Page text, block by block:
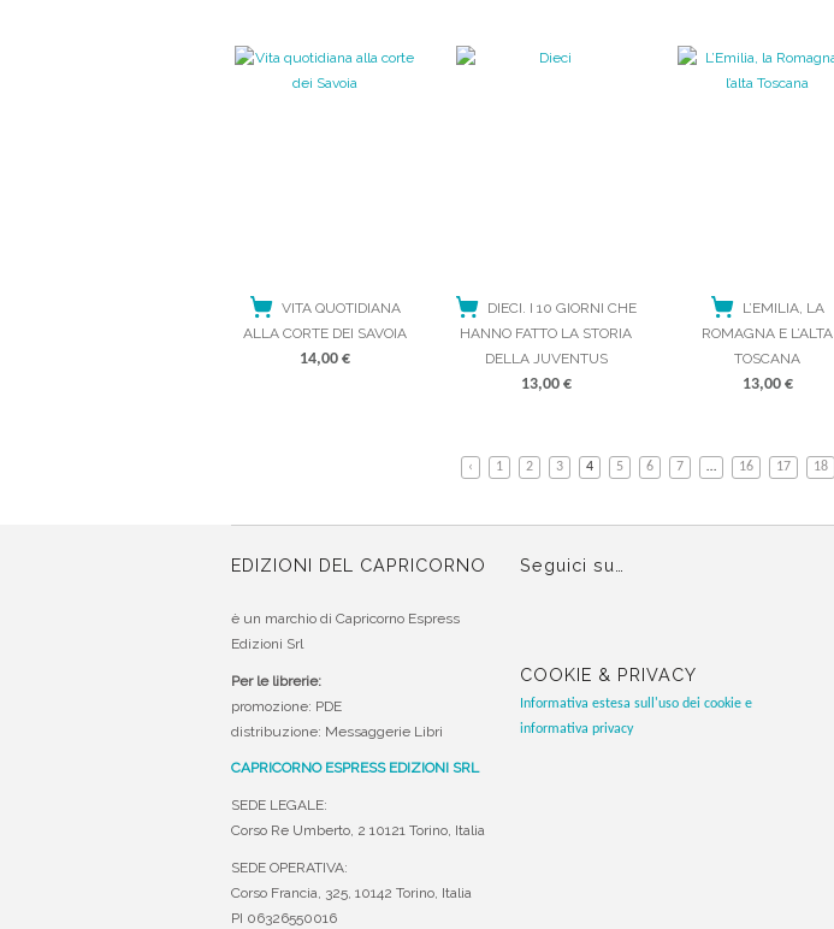
VITA QUOTIDIANA
ALLA CORTE DEI SAVOIA
14,00 €
DIECI. I 10 GIORNI CHE
HANNO FATTO LA STORIA
DELLA JUVENTUS
13,00 €
L’EMILIA, LA
ROMAGNA E L’ALTA
TOSCANA
13,00 €
‹ 1 2 3 4 5 6 7 … 16 17 18
EDIZIONI DEL CAPRICORNO
è un marchio di Capricorno Espress
Edizioni Srl
Per le librerie:
promozione: PDE
distribuzione: Messaggerie Libri
CAPRICORNO ESPRESS EDIZIONI SRL
SEDE LEGALE:
Corso Re Umberto, 2 10121 Torino, Italia
SEDE OPERATIVA:
Corso Francia, 325, 10142 Torino, Italia
PI 06326550016
Seguici su…
COOKIE & PRIVACY
Informativa estesa sull'uso dei cookie e
informativa privacy